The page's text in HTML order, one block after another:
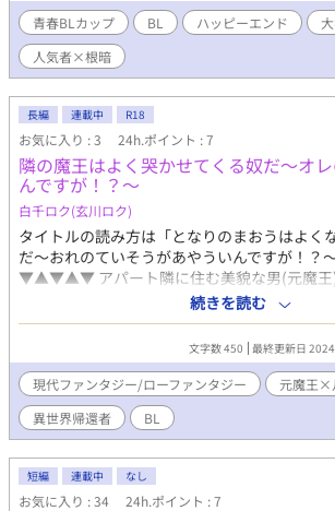
青春BLカップ​ BL ハッピーエンド
人気者×根暗
長編 連載中 R18
お気に入り : 3 24h.ポイント : 7
隣の魔王はよく哭かせてくる奴だ〜オ
んですが！？〜
白千ロク(玄川ロク)
タイトルの読み方は「となりのまおうはよく
だ〜おれのていそうがあやういんですが！？
▼▲▼▲▼ アパート隣に住む美貌な男(元魔王)
と安眠、それと貞操を堅く守りたい男(自称凡
は、義理の妹の聖女召喚に巻き込まれても見
現代帰還に成功したお兄ちゃんが語る日常
同士(片方は偽造大学生ですが) ※身長差・体
着/愛が重いは標準装備！ ※『第12回BL大賞(
き始めました！ 2024.10.31 『第12回BL大賞
トリー(参加)しました！ ※現代ファンタジー風
あってもすべてファンタジーです！ ※女性が
まったりです(不定期かつ予約投稿) Start：
---------
続きを読む
文字数 450 最終更新日
現代ファンタジー/ローファンタジー
元魔王×
異世界帰還者
BL
短編 連載中 なし
お気に入り : 34 24h.ポイント : 7